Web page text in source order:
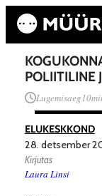
POLIITILINE
Lugemisaeg10
ELUKESKKOND
28. detsember
Kirjutas
Laura Linsi